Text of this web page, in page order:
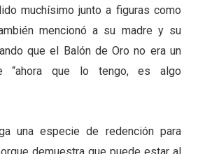
muchísimo junto a figuras como
mencionó a su madre y su
que el Balón de Oro no era un
“ahora que lo tengo, es algo
una especie de redención para